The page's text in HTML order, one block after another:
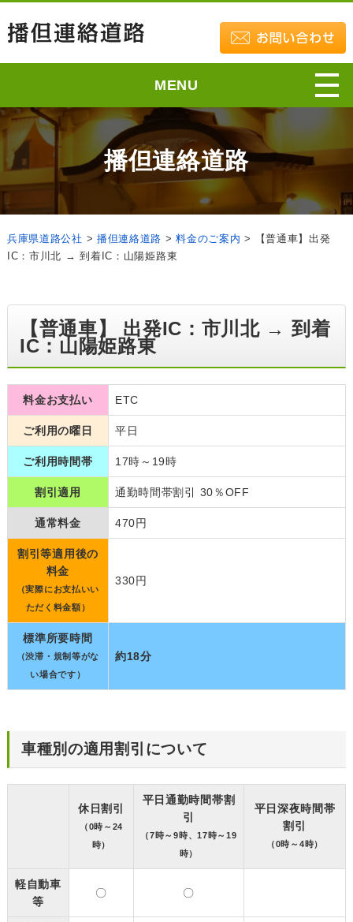
MENU
播但連絡道路
兵庫県道路公社 > 播但連絡道路 >料金のご案内 >
【普通車】出発
IC：市川北 → 到着IC：山陽姫路東
【普通車】 出発IC：市川北 → 到着
IC：山陽姫路東
料金お支払い ETC
ご利用の曜日 平日
ご利用時間帯 17時～19時
割引適用 通勤時間帯割引 30％OFF
通常料金 470円
割引等適用後の
料金
（実際にお支払いい
ただく料金額）
330円
標準所要時間
（渋滞・規制等がな
い場合です）
約18分
車種別の適用割引について
休日割引
（0時～24
時）
平日通勤時間帯割
引
（7時～9時、17時～19
時）
平日深夜時間帯
割引
（0時～4時）
軽自動車
等
〇 〇